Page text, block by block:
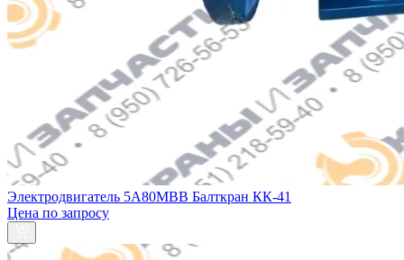
Электродвигатель 5А80МВВ Балткран КК-41
Цена по запросу